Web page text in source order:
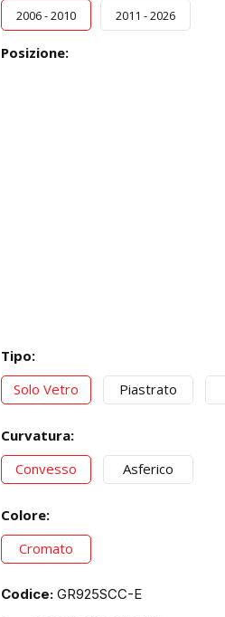
2006 - 2010 2011 - 2026
Posizione:
Tipo:
Solo Vetro
Piastrato
Curvatura:
Convesso
Asferico
Colore:
Cromato
Codice: GR925SCC-E